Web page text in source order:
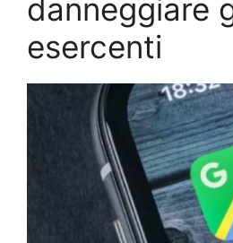
danneggiare
esercenti